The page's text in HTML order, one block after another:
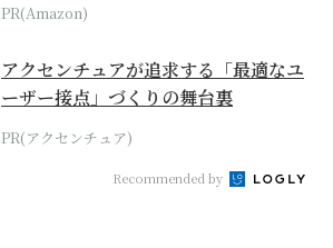
PR(Amazon)
アクセンチュアが追求する「最適なユ
ーザー接点」づくりの舞台裏
PR(アクセンチュア)
Recommended by